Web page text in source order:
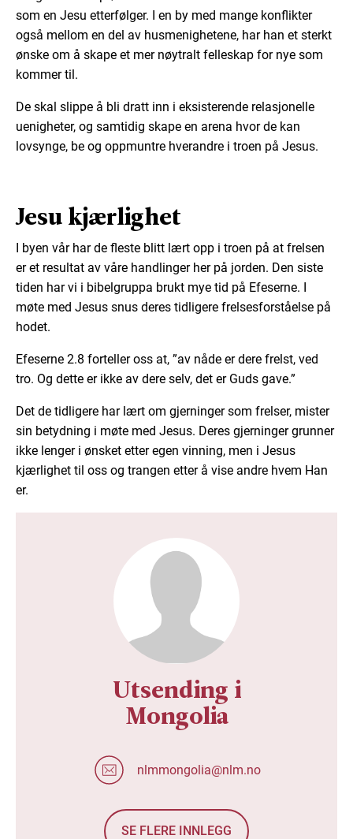
som en Jesu etterfølger. I en by med mange konflikter
også mellom en del av husmenighetene, har han et sterkt
ønske om å skape et mer nøytralt felleskap for nye som
kommer til.
De skal slippe å bli dratt inn i eksisterende relasjonelle
uenigheter, og samtidig skape en arena hvor de kan
lovsynge, be og oppmuntre hverandre i troen på Jesus.
Jesu kjærlighet
I byen vår har de fleste blitt lært opp i troen på at frelsen
er et resultat av våre handlinger her på jorden. Den siste
tiden har vi i bibelgruppa brukt mye tid på Efeserne. I
møte med Jesus snus deres tidligere frelsesforståelse på
hodet.
Efeserne 2.8 forteller oss at, ”av nåde er dere frelst, ved
tro. Og dette er ikke av dere selv, det er Guds gave.”
Det de tidligere har lært om gjerninger som frelser, mister
sin betydning i møte med Jesus. Deres gjerninger grunner
ikke lenger i ønsket etter egen vinning, men i Jesus
kjærlighet til oss og trangen etter å vise andre hvem Han
er.
Utsending i
Mongolia
nlmmongolia@nlm.no
SE FLERE INNLEGG